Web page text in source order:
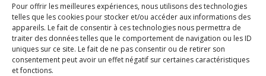
Pour offrir les meilleures expériences, nous utilisons des technologies
telles que les cookies pour stocker et/ou accéder aux informations des
appareils. Le fait de consentir à ces technologies nous permettra de
traiter des données telles que le comportement de navigation ou les ID
uniques sur ce site. Le fait de ne pas consentir ou de retirer son
consentement peut avoir un effet négatif sur certaines caractéristiques
et fonctions.
Lire cet article about Messe et Vêpres de sainte Christine